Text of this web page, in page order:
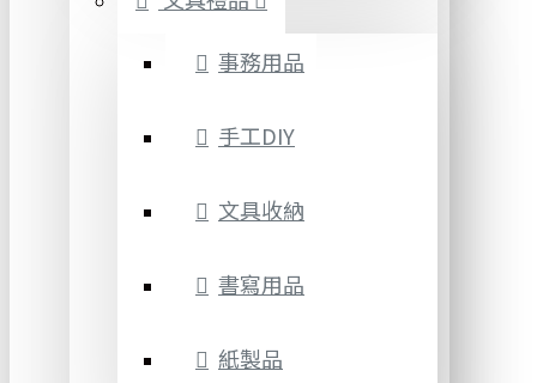
事務用品
手工DIY
文具收納
書寫用品
紙製品